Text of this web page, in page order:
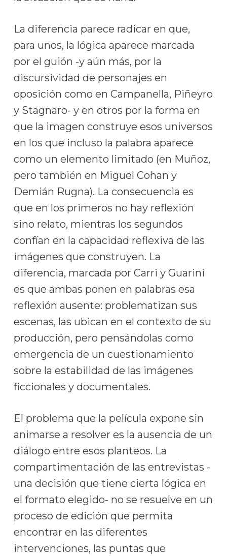
La diferencia parece radicar en que,
para unos, la lógica aparece marcada
por el guión -y aún más, por la
discursividad de personajes en
oposición como en Campanella, Piñeyro
y Stagnaro- y en otros por la forma en
que la imagen construye esos universos
en los que incluso la palabra aparece
como un elemento limitado (en Muñoz,
pero también en Miguel Cohan y
Demián Rugna). La consecuencia es
que en los primeros no hay reflexión
sino relato, mientras los segundos
confían en la capacidad reflexiva de las
imágenes que construyen. La
diferencia, marcada por Carri y Guarini
es que ambas ponen en palabras esa
reflexión ausente: problematizan sus
escenas, las ubican en el contexto de su
producción, pero pensándolas como
emergencia de un cuestionamiento
sobre la estabilidad de las imágenes
ficcionales y documentales.
El problema que la película expone sin
animarse a resolver es la ausencia de un
diálogo entre esos planteos. La
compartimentación de las entrevistas -
una decisión que tiene cierta lógica en
el formato elegido- no se resuelve en un
proceso de edición que permita
encontrar en las diferentes
intervenciones, las puntas que